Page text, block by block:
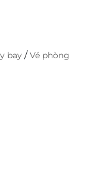
bay /Vé phòng